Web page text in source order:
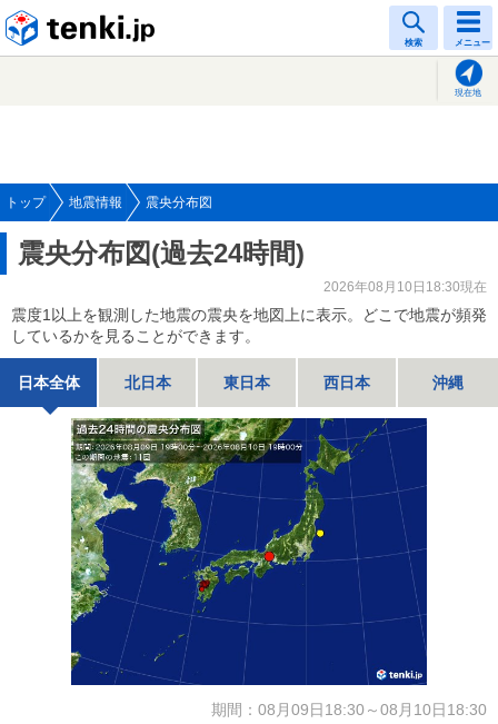
検索 メニュー
現在地
トップ 地震情報 震央分布図
震央分布図(過去24時間)
2026年08月10日18:30現在
震度1以上を観測した地震の震央を地図上に表示。どこで地震が頻発
しているかを見ることができます。
日本全体 北日本 東日本 西日本 沖縄
期間：08月09日18:30～08月10日18:30